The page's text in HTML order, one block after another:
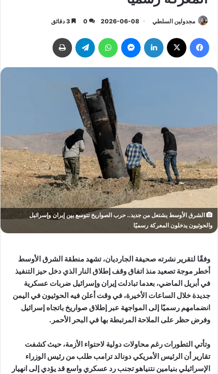
مجدولين السلطي 2026-06-08
0
الشرق الأوسط يشتعل من جديد.. حرب الصواريخ تتوسع بين إيران وإسرائيل
والحوثيون يدخلون المعركة رسميًا
وفقًا لتقرير نشرته صحيفة الجارديان، تشهد منطقة الشرق الأوسط
أخطر موجة تصعيد منذ اتفاق وقف إطلاق النار الذي دخل حيز التنفيذ
في أبريل الماضي، بعدما تبادلت إيران وإسرائيل ضربات عسكرية
جديدة خلال الساعات الأخيرة، في وقت أعلن فيه الحوثيون في اليمن
انضمامهم رسميًا إلى المواجهة عبر إطلاق صواريخ باتجاه إسرائيل
وفرض حظر على الملاحة المرتبطة بها في البحر الأحمر.
وتأتي التطورات رغم محاولات دولية لاحتواء الأزمة، حيث كشفت
تقارير أن الرئيس الأمريكي دونالد ترامب طلب من رئيس الوزراء
الإسرائيلي بنيامين نتنياهو تجنب رد عسكري واسع قد يؤدي إلى انهيار